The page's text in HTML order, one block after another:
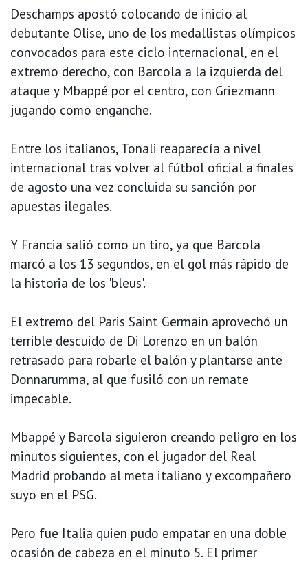
Deschamps apostó colocando de inicio al
debutante Olise, uno de los medallistas olímpicos
convocados para este ciclo internacional, en el
extremo derecho, con Barcola a la izquierda del
ataque y Mbappé por el centro, con Griezmann
jugando como enganche.
Entre los italianos, Tonali reaparecía a nivel
internacional tras volver al fútbol oficial a finales
de agosto una vez concluida su sanción por
apuestas ilegales.
Y Francia salió como un tiro, ya que Barcola
marcó a los 13 segundos, en el gol más rápido de
la historia de los 'bleus'.
El extremo del Paris Saint Germain aprovechó un
terrible descuido de Di Lorenzo en un balón
retrasado para robarle el balón y plantarse ante
Donnarumma, al que fusiló con un remate
impecable.
Mbappé y Barcola siguieron creando peligro en los
minutos siguientes, con el jugador del Real
Madrid probando al meta italiano y excompañero
suyo en el PSG.
Pero fue Italia quien pudo empatar en una doble
ocasión de cabeza en el minuto 5. El primer